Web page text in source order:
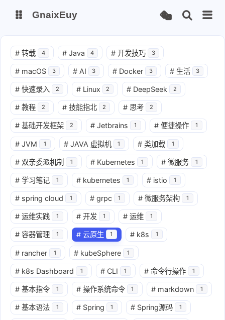
主页
站点运行监测 Nas私有云
it-tools工具集 ChatGPT-Next
爱国学习平台(暂时关闭) LobeHub 智能AI聚合站
GnaixEuy
# 转载 4 # Java 4 # 开发技巧 3
# macOS 3 # AI 3 # Docker 3 # 生活 3
# 快速录入 2 # Linux 2 # DeepSeek 2
# 教程 2 # 技能指北 2 # 思考 2
# 基础开发框架 2 # Jetbrains 1 # 便捷操作 1
# JVM 1 # JAVA 虚拟机 1 # 类加载 1
# 双亲委派机制 1 # Kubernetes 1 # 微服务 1
# 学习笔记 1 # kubernetes 1 # istio 1
# spring cloud 1 # grpc 1 # 微服务架构 1
# 运维实践 1 # 开发 1 # 运维 1
# 容器管理 1 # 云原生 1 # k8s 1
# rancher 1 # kubeSphere 1
# k8s Dashboard 1 # CLI 1 # 命令行操作 1
# 基本指令 1 # 操作系统命令 1 # markdown 1
# 基本语法 1 # Spring 1 # Spring源码 1